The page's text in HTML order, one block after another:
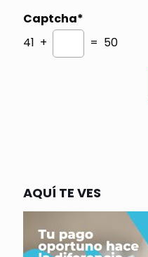
Captcha*
41 +
= 50
AQUÍ TE VES